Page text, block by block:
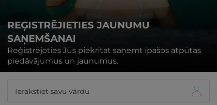
REĢISTRĒJIETIES JAUNUMU
SAŅEMŠANAI
Reģistrējoties Jūs piekrītat saņemt īpašos atpūtas
piedāvājumus un jaunumus.